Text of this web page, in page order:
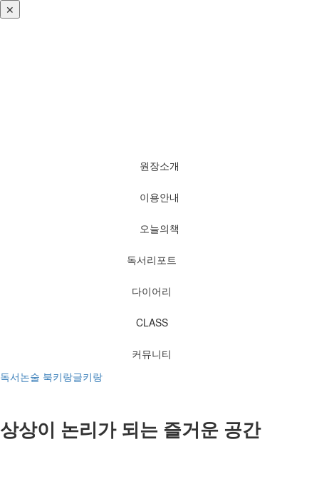
✕
원장소개
이용안내
오늘의책
독서리포트
다이어리
CLASS
커뮤니티
독서논술 북키랑글키랑
상상이 논리가 되는 즐거운 공간